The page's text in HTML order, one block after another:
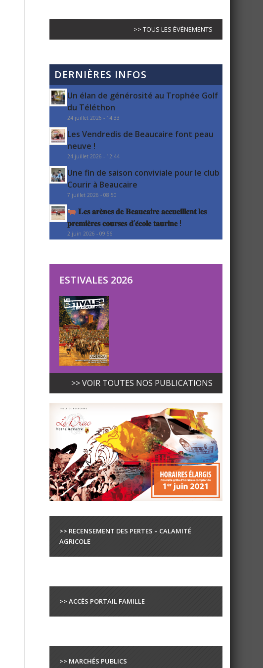
>> TOUS LES ÉVÈNEMENTS
DERNIÈRES INFOS
Un élan de générosité au Trophée Golf
du Téléthon
24 juillet 2026 - 14:33
Les Vendredis de Beaucaire font peau
neuve !
24 juillet 2026 - 12:44
Une fin de saison conviviale pour le club
Courir à Beaucaire
7 juillet 2026 - 08:50
𝐋𝐞𝐬 𝐚𝐫𝐞̀𝐧𝐞𝐬 𝐝𝐞 𝐁𝐞𝐚𝐮𝐜𝐚𝐢𝐫𝐞 𝐚𝐜𝐜𝐮𝐞𝐢𝐥𝐥𝐞𝐧𝐭 𝐥𝐞𝐬
𝐩𝐫𝐞𝐦𝐢𝐞̀𝐫𝐞𝐬 𝐜𝐨𝐮𝐫𝐬𝐞𝐬 𝐝’𝐞́𝐜𝐨𝐥𝐞 𝐭𝐚𝐮𝐫𝐢𝐧𝐞 !
2 juin 2026 - 09:56
ESTIVALES 2026
>> VOIR TOUTES NOS PUBLICATIONS
>> RECENSEMENT DES PERTES – CALAMITÉ
AGRICOLE
>> ACCÈS PORTAIL FAMILLE
>> MARCHÉS PUBLICS